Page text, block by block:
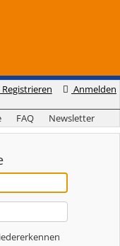
Registrieren Anmelden
FAQ Newsletter